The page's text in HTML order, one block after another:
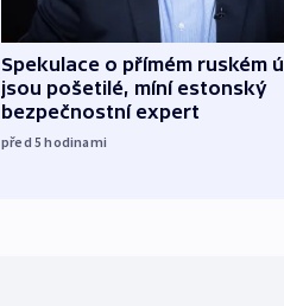
Spekulace o přímém ruském
jsou pošetilé, míní estonský
bezpečnostní expert
před 5hodinami